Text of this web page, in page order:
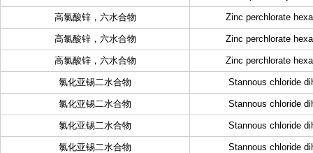
高氯酸锌，六水合物 Zinc perchlorate
高氯酸锌，六水合物 Zinc perchlorate
高氯酸锌，六水合物 Zinc perchlorate
氯化亚锡二水合物 Stannous chloride
氯化亚锡二水合物 Stannous chloride
氯化亚锡二水合物 Stannous chloride
氯化亚锡二水合物 Stannous chloride